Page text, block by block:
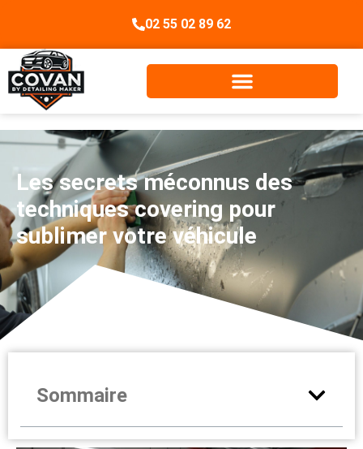
02 55 02 89 62
Les secrets méconnus des
techniques covering pour
sublimer votre véhicule
Sommaire